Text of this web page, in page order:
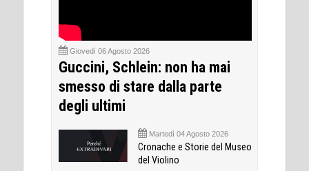
Giovedì 06 Agosto 2026
Guccini, Schlein: non ha mai
smesso di stare dalla parte
degli ultimi
Martedì 04 Agosto 2026
Cronache e Storie del Museo
del Violino